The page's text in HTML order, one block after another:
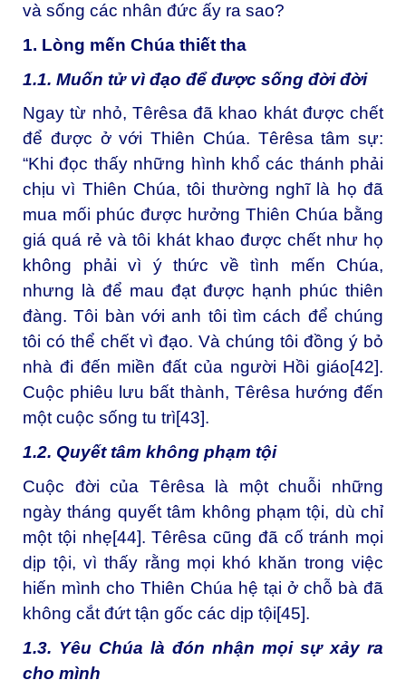
và sống các nhân đức ấy ra sao?
1. Lòng mến Chúa thiết tha
1.1. Muốn tử vì đạo để được sống đời đời
Ngay từ nhỏ, Têrêsa đã khao khát được chết
để được ở với Thiên Chúa. Têrêsa tâm sự:
“Khi đọc thấy những hình khổ các thánh phải
chịu vì Thiên Chúa, tôi thường nghĩ là họ đã
mua mối phúc được hưởng Thiên Chúa bằng
giá quá rẻ và tôi khát khao được chết như họ
không phải vì ý thức về tình mến Chúa,
nhưng là để mau đạt được hạnh phúc thiên
đàng. Tôi bàn với anh tôi tìm cách để chúng
tôi có thể chết vì đạo. Và chúng tôi đồng ý bỏ
nhà đi đến miền đất của người Hồi giáo[42].
Cuộc phiêu lưu bất thành, Têrêsa hướng đến
một cuộc sống tu trì[43].
1.2. Quyết tâm không phạm tội
Cuộc đời của Têrêsa là một chuỗi những
ngày tháng quyết tâm không phạm tội, dù chỉ
một tội nhẹ[44]. Têrêsa cũng đã cố tránh mọi
dịp tội, vì thấy rằng mọi khó khăn trong việc
hiến mình cho Thiên Chúa hệ tại ở chỗ bà đã
không cắt đứt tận gốc các dịp tội[45].
1.3. Yêu Chúa là đón nhận mọi sự xảy ra
cho mình